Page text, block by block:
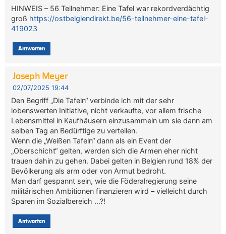
HINWEIS – 56 Teilnehmer: Eine Tafel war rekordverdächtig
groß https://ostbelgiendirekt.be/56-teilnehmer-eine-tafel-
419023
Antworten
Joseph Meyer
02/07/2025 19:44
Den Begriff „Die Tafeln“ verbinde ich mit der sehr
lobenswerten Initiative, nicht verkaufte, vor allem frische
Lebensmittel in Kaufhäusern einzusammeln um sie dann am
selben Tag an Bedürftige zu verteilen.
Wenn die „Weißen Tafeln“ dann als ein Event der
„Oberschicht“ gelten, werden sich die Armen eher nicht
trauen dahin zu gehen. Dabei gelten in Belgien rund 18% der
Bevölkerung als arm oder von Armut bedroht.
Man darf gespannt sein, wie die Föderalregierung seine
militärischen Ambitionen finanzieren wird – vielleicht durch
Sparen im Sozialbereich …?!
Antworten